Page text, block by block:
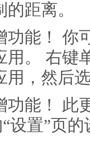
距离。
！ 你可
用。 右键
用，然后
！ 此更
设置”页的